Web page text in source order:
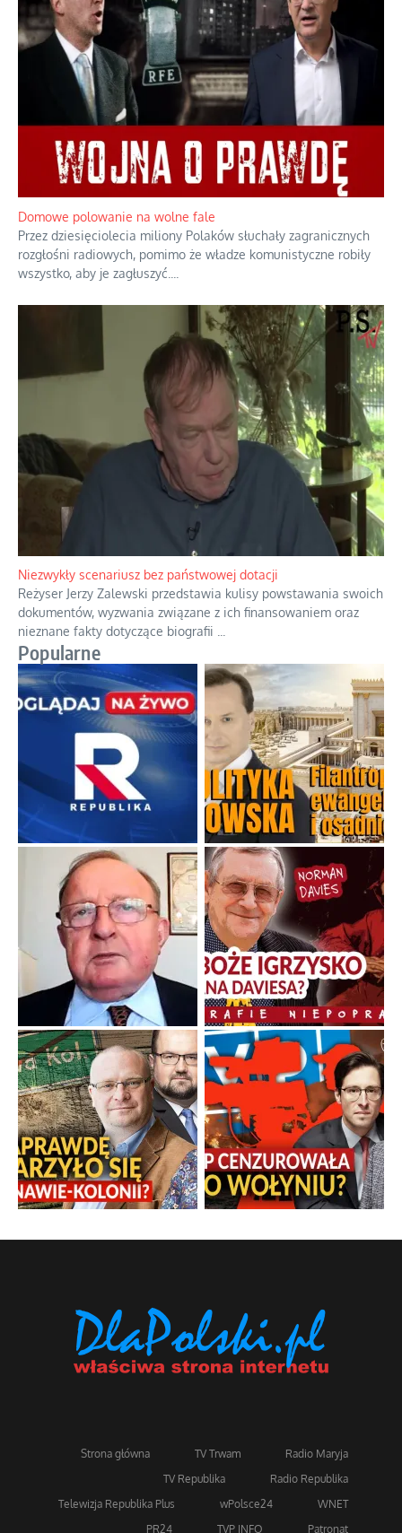
Domowe polowanie na wolne fale
Przez dziesięciolecia miliony Polaków słuchały zagranicznych
rozgłośni radiowych, pomimo że władze komunistyczne robiły
wszystko, aby je zagłuszyć.
Niezwykły scenariusz bez państwowej dotacji
Reżyser Jerzy Zalewski przedstawia kulisy powstawania swoich
dokumentów, wyzwania związane z ich finansowaniem oraz
nieznane fakty dotyczące biografii
Popularne
Strona główna TV Trwam
Radio Maryja
TV Republika
Radio Republika
Telewizja Republika Plus
wPolsce24
WNET
PR24
TVP INFO Patronat